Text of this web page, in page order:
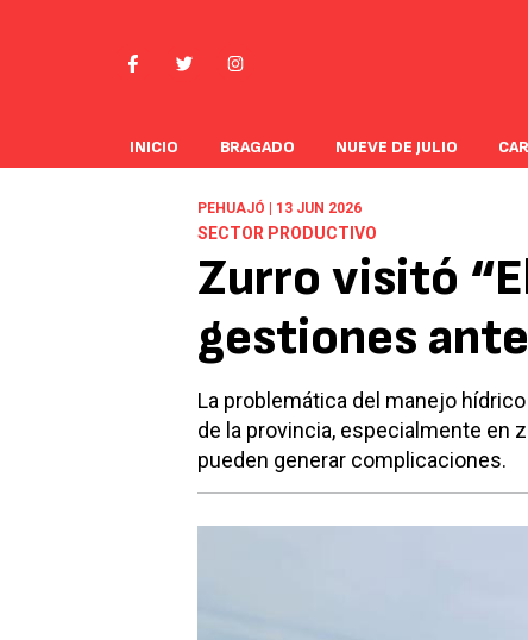
INICIO BRAGADO NUEVE DE JULIO
PEHUAJÓ | 13 JUN 2026
SECTOR PRODUCTIVO
Zurro visitó
gestiones
La problemática del manejo
de la provincia, especialmente en
pueden generar complicaciones.